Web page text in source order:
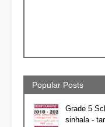
Popular Posts
Grade 5
sinhala -